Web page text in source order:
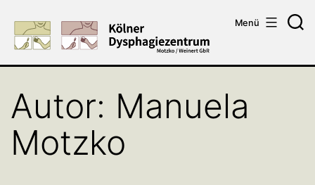
Inhalt
springen
Menü
Autor: Manuela
Motzko